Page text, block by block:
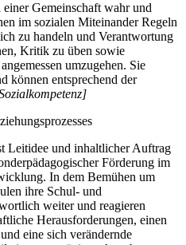
Gemeinschaft wahr und
im sozialen Miteinander Regeln
zu handeln und Verantwortung
Kritik zu üben sowie
umzugehen. Sie
können entsprechend der
Leitidee und inhaltlicher Auftrag
Förderung im
In dem Bemühen um
ihre Schul- und
weiter und reagieren
Herausforderungen, einen
eine sich verändernde